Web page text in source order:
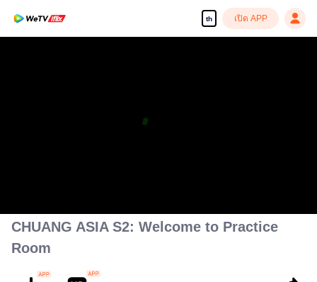
th เปิด APP
CHUANG ASIA S2: Welcome to Practice
Room